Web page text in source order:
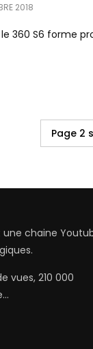
2018
le 360 S6 forme
Page 2
une chaine
vues, 210 000